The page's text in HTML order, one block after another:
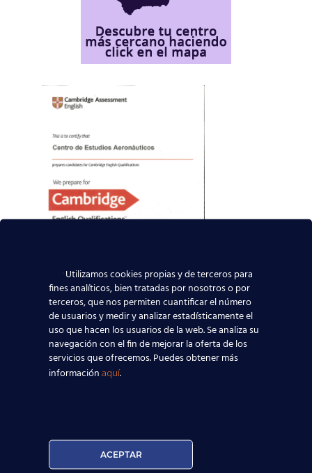
MATRÍCULA ABIERTA:
Utilizamos cookies propias y de terceros para
fines analíticos, bien tratadas por nosotros o por
terceros, que nos permiten cuantificar el número
de usuarios y medir y analizar estadísticamente el
uso que hacen los usuarios de la web. Se analiza su
navegación con el fin de mejorar la oferta de los
servicios que ofrecemos. Puedes obtener más
información aquí.
ACEPTAR